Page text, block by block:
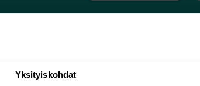
Yksityiskohdat